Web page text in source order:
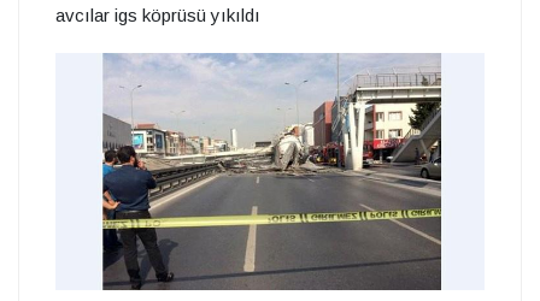
avcılar igs köprüsü yıkıldı